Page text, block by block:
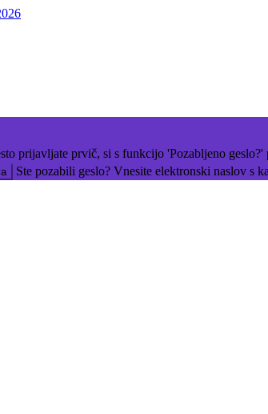
prijavljate prvič, si s funkcijo 'Pozabljeno geslo?'
Ste pozabili geslo? Vnesite elektronski naslov s